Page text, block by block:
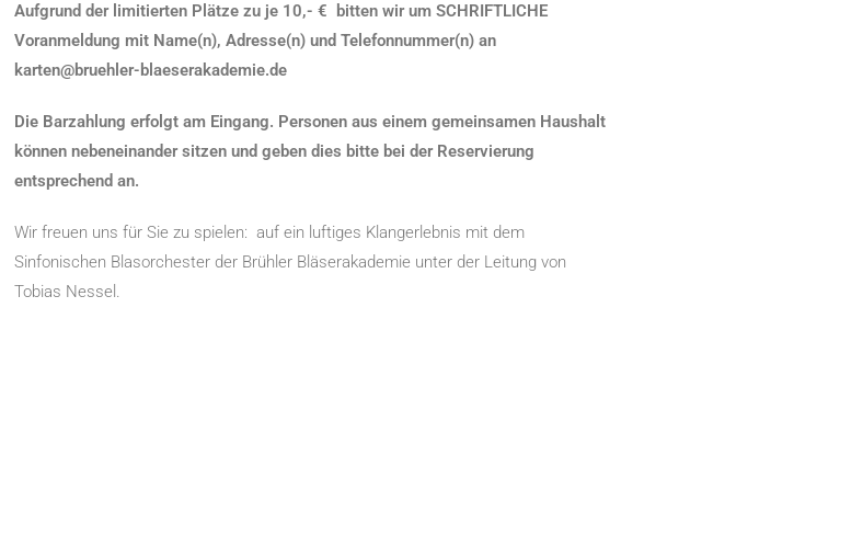
Aufgrund der limitierten Plätze zu je 10,- € bitten wir um SCHRIFTLICHE
Voranmeldung mit Name(n), Adresse(n) und Telefonnummer(n) an
karten@bruehler-blaeserakademie.de
Die Barzahlung erfolgt am Eingang. Personen aus einem gemeinsamen Haushalt
können nebeneinander sitzen und geben dies bitte bei der Reservierung
entsprechend an.
Wir freuen uns für Sie zu spielen: auf ein luftiges Klangerlebnis mit dem
Sinfonischen Blasorchester der Brühler Bläserakademie unter der Leitung von
Tobias Nessel.